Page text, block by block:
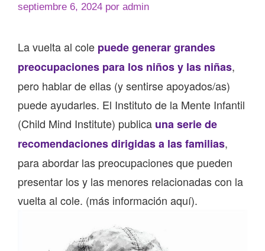
septiembre 6, 2024 por admin
La vuelta al cole puede generar grandes
preocupaciones para los niños y las niñas,
pero hablar de ellas (y sentirse apoyados/as)
puede ayudarles. El Instituto de la Mente Infantil
(Child Mind Institute) publica una serie de
recomendaciones dirigidas a las familias,
para abordar las preocupaciones que pueden
presentar los y las menores relacionadas con la
vuelta al cole. (más información aquí).